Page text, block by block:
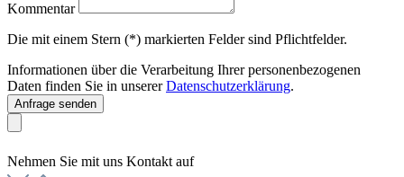
Kommentar
Die mit einem Stern (*) markierten Felder sind Pflichtfelder.
Informationen über die Verarbeitung Ihrer personenbezogenen
Daten finden Sie in unsererDatenschutzerklärung.
Anfrage senden
Nehmen Sie mit uns Kontakt auf